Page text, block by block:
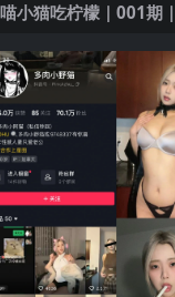
喵小猫吃柠檬｜001期｜